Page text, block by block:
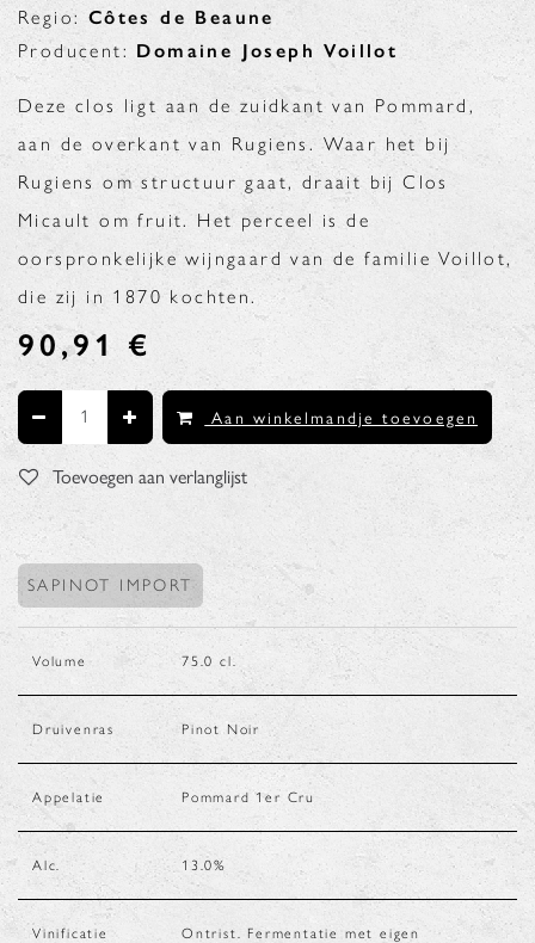
Regio: Côtes de Beaune
Producent: Domaine Joseph Voillot
Deze clos ligt aan de zuidkant van Pommard,
aan de overkant van Rugiens. Waar het bij
Rugiens om structuur gaat, draait bij Clos
Micault om fruit. Het perceel is de
oorspronkelijke wijngaard van de familie Voillot,
die zij in 1870 kochten.
90,91 €
Aan winkelmandje toevoegen
Toevoegen aan verlanglijst
SAPINOT IMPORT
Volume 75.0 cl.
Druivenras Pinot Noir
Appelatie Pommard 1er Cru
Alc. 13.0%
Vinificatie Ontrist. Fermentatie met eigen